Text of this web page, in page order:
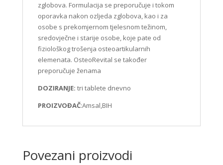
zglobova. Formulacija se preporučuje i tokom
oporavka nakon ozljeda zglobova, kao i za
osobe s prekomjernom tjelesnom težinom,
sredovječne i starije osobe, koje pate od
fiziološkog trošenja osteoartikularnih
elemenata. OsteoRevital se također
preporučuje ženama
DOZIRANJE: tri tablete dnevno
PROIZVOĐAČ:Amsal,BIH
Povezani proizvodi